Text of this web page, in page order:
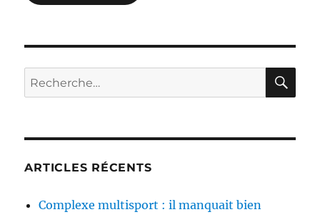
Rechercher :
ARTICLES RÉCENTS
Complexe multisport : il manquait bien